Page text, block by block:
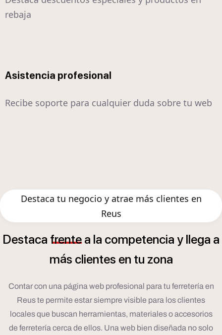
rebaja
Asistencia profesional
Recibe soporte para cualquier duda sobre tu web
Destaca tu negocio y atrae más clientes en
Reus
Destaca frente a la competencia y llega a
más clientes en tu zona
Contar con una página web profesional para tu ferretería en
Reus te permite estar siempre visible para los clientes
locales que buscan herramientas, materiales o accesorios
de ferretería cerca de ellos. Una web bien diseñada no solo